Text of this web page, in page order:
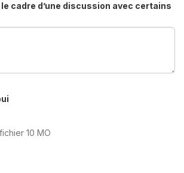
cadre d’une discussion avec certains
10 MO